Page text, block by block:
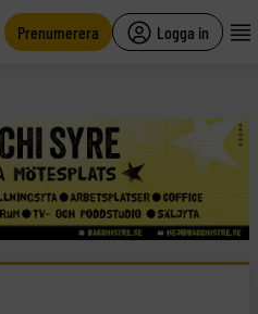
Prenumerera Logga in